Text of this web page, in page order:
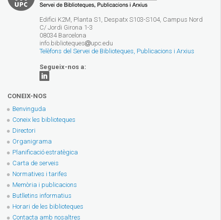
Edifici K2M, Planta S1, Despatx S103-S104, Campus Nord
C/ Jordi Girona 1-3
08034 Barcelona
info.biblioteques
upc.edu
Telèfons del Servei de Biblioteques, Publicacions i Arxius
Segueix-nos a:
CONEIX-NOS
Benvinguda
Coneix les biblioteques
Directori
Organigrama
Planificació estratègica
Carta de serveis
Normatives i tarifes
Memòria i publicacions
Butlletins informatius
Horari de les biblioteques
Contacta amb nosaltres